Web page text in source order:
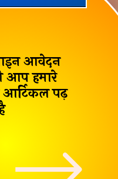
आवेदन
आप हमारे
आर्टिकल पढ़